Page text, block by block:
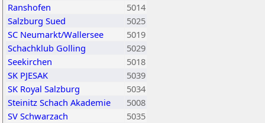
Ranshofen
5014
Salzburg Sued
5025
SC Neumarkt/Wallersee
5019
Schachklub Golling
5029
Seekirchen
5018
SK PJESAK
5039
SK Royal Salzburg
5034
Steinitz Schach Akademie
5008
SV Schwarzach
5035